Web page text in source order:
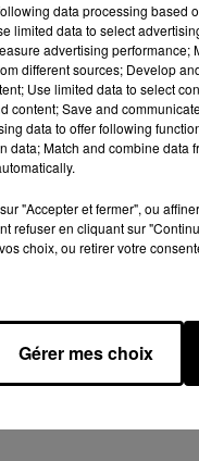
data processing based
limited data to select
advertising
different sources; Develop
Use limited data to select
content; Save and
data to offer following
data; Match and combine
"Accepter et fermer", ou
refuser en cliquant sur
choix, ou retirer votre
Gérer mes choix